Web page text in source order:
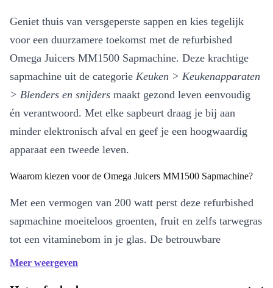
Geniet thuis van versgeperste sappen en kies tegelijk
voor een duurzamere toekomst met de refurbished
Omega Juicers MM1500 Sapmachine. Deze krachtige
sapmachine uit de categorie Keuken > Keukenapparaten
> Blenders en snijders maakt gezond leven eenvoudig
én verantwoord. Met elke sapbeurt draag je bij aan
minder elektronisch afval en geef je een hoogwaardig
apparaat een tweede leven.
Waarom kiezen voor de Omega Juicers MM1500 Sapmachine?
Met een vermogen van 200 watt perst deze refurbished
sapmachine moeiteloos groenten, fruit en zelfs tarwegras
tot een vitaminebom in je glas. De betrouwbare
prestaties en het robuuste ontwerp zorgen ervoor dat je
Meer weergeven